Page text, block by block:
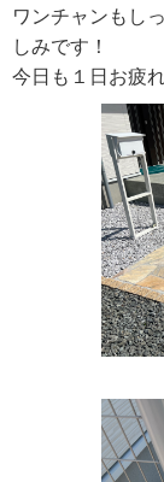
ワンチャンもし
しみです！
今日も１日お疲